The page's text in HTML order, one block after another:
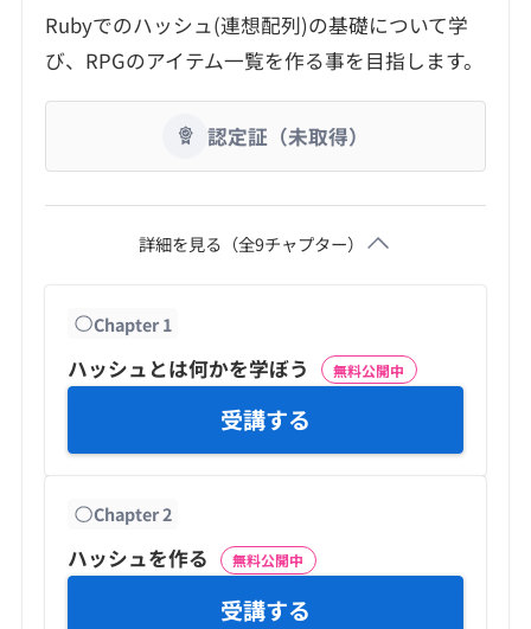
Rubyでのハッシュ(連想配列)の基礎について学
び、RPGのアイテム一覧を作る事を目指します。
認定証（未取得）
詳細を見る（全9チャプター）
Chapter1
ハッシュとは何かを学ぼう 無料公開中
受講する
Chapter2
ハッシュを作る 無料公開中
受講する